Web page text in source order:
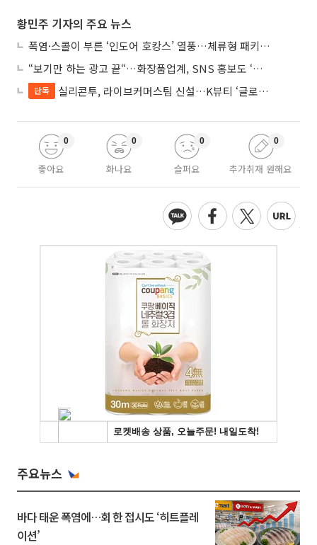
황민주 기자의 주요 뉴스
폭염·스콜이 부른 ‘인도어 호캉스’ 열풍…체류형 패키지 뜬다
“보기만 하는 광고 끝“…화장품업계, SNS 홍보도 ‘참여형 콘텐츠’로 변모
단독 실리콘투, 라이브커머스팀 신설…K뷰티 ‘글로벌 판매망’ 확대
좋아요
0
화나요
0
슬퍼요
0
추가취재 원해요
0
주요뉴스
바다 태운 폭염에…회 한 접시도 ‘히트플레
이션’